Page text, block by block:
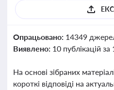
Опрацьовано: 14349
Виявлено: 10 публікацій
На основі зібраних
короткі відповіді на